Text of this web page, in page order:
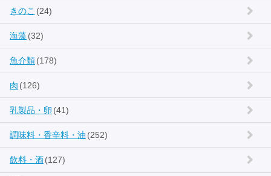
きのこ (24)
海藻(32)
魚介類(178)
肉 (126)
乳製品・卵 (41)
調味料・香辛料・油 (252)
飲料・酒(127)